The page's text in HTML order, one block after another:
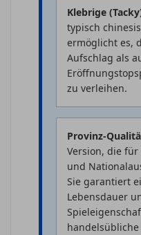
Klebrige
typisch
ermöglicht es,
Aufschlag als
zu verleihen.
Provinz-
Version, die für
und
Sie garantiert
Lebensdauer